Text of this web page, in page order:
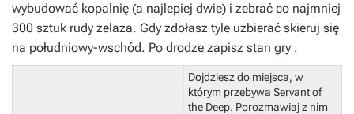
wybudować kopalnię (a najlepiej dwie) i zebrać co najmniej
300 sztuk rudy żelaza. Gdy zdołasz tyle uzbierać skieruj się
na południowy-wschód. Po drodze zapisz stan gry .
Dojdziesz do miejsca, w
którym przebywa Servant of
the Deep. Porozmawiaj z nim